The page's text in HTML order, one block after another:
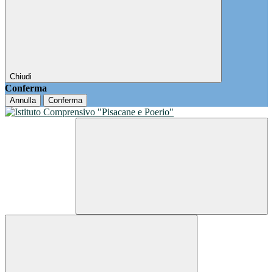
Chiudi
Conferma
Annulla Conferma